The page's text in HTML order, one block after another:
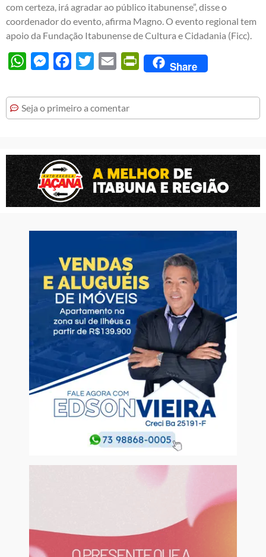
com certeza, irá agradar ao público itabunense”, disse o
coordenador do evento, afirma Magno. O evento regional tem
apoio da Fundação Itabunense de Cultura e Cidadania (Ficc).
WhatsAppMessengerFacebook
Twitter Email PrintFriendly
Share
Seja o primeiro a comentar